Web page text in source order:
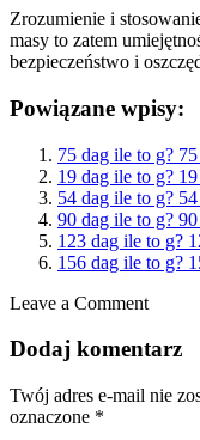
Zrozumienie i
masy to zatem
bezpieczeństwo i
Powiązane wpisy:
75 dag ile to g?
19 dag ile to g?
54 dag ile to g?
90 dag ile to g?
123 dag ile to g?
156 dag ile to g?
Leave a Comment
Dodaj komentarz
Twój adres e-mail nie
oznaczone *